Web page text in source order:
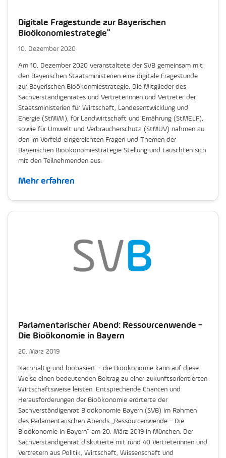
Digitale Fragestunde zur Bayerischen
Bioökonomiestrategie"
10. Dezember 2020
Am 10. Dezember 2020 veranstaltete der SVB gemeinsam mit
den Bayerischen Staatsministerien eine digitale Fragestunde
zur Bayerischen Bioökonmiestrategie. Die Mitglieder des
Sachverständigenrates und Vertreterinnen und Vertreter der
Staatsministerien für Wirtschaft, Landesentwicklung und
Energie (StMWi), für Landwirtschaft und Ernährung (StMELF),
sowie für Umwelt und Verbraucherschutz (StMUV) nahmen zu
den im Vorfeld eingereichten Fragen und Themen der
Bayerischen Bioökonomiestrategie Stellung und tauschten sich
mit den Teilnehmenden aus.
Mehr erfahren
Parlamentarischer Abend: Ressourcenwende -
Die Bioökonomie in Bayern
20. März 2019
Nachhaltig und biobasiert – die Bioökonomie kann auf diese
Weise einen bedeutenden Beitrag zu einer zukunftsorientierten
Wirtschaftsweise leisten. Entsprechende Chancen und
Herausforderungen der Bioökonomie erörterte der
Sachverständigenrat Bioökonomie Bayern (SVB) im Rahmen
des Parlamentarischen Abends „Ressourcenwende – Die
Bioökonomie in Bayern“ am 20. März 2019 in München. Der
Sachverständigenrat diskutierte mit rund 40 Vertreterinnen und
Vertretern aus Politik, Wirtschaft, Wissenschaft und